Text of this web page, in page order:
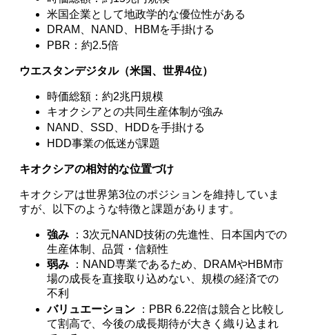
米国企業として地政学的な優位性がある
DRAM、NAND、HBMを手掛ける
PBR：約2.5倍
ウエスタンデジタル（米国、世界4位）
時価総額：約2兆円規模
キオクシアとの共同生産体制が強み
NAND、SSD、HDDを手掛ける
HDD事業の低迷が課題
キオクシアの相対的な位置づけ
キオクシアは世界第3位のポジションを維持していま
すが、以下のような特徴と課題があります。
強み ：3次元NAND技術の先進性、日本国内での
生産体制、品質・信頼性
弱み ：NAND専業であるため、DRAMやHBM市
場の成長を直接取り込めない、規模の経済での
不利
バリュエーション ：PBR 6.22倍は競合と比較し
て割高で、今後の成長期待が大きく織り込まれ